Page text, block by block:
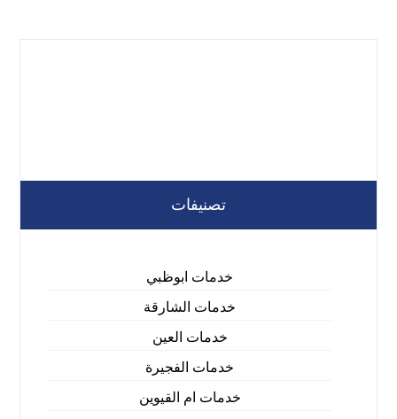
تصنيفات
خدمات ابوظبي
خدمات الشارقة
خدمات العين
خدمات الفجيرة
خدمات ام القيوين